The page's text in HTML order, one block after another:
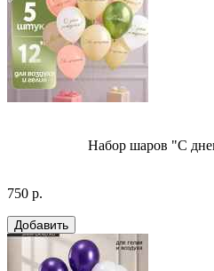
Набор шаров "С
750 р.